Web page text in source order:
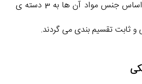
پروتز های سینه بر اساس جنس مواد آن ها به 3 دسته ی
و ثابت تقسیم بندی می گردند.